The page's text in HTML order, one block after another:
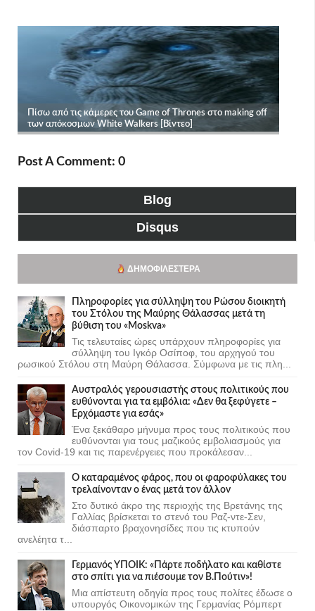
Post A Comment: 0
Blog
Disqus
ΔΗΜΟΦΙΛΈΣΤΕΡΑ
Πληροφορίες για σύλληψη του Ρώσου διοικητή
του Στόλου της Mαύρης Θάλασσας μετά τη
βύθιση του «Moskva»
Τις τελευταίες ώρες υπάρχουν πληροφορίες για
σύλληψη του Ιγκόρ Οσίποφ, του αρχηγού του
ρωσικού Στόλου στη Μαύρη Θάλασσα. Σύμφωνα με τις πλη...
Αυστραλός γερουσιαστής στους πολιτικούς που
ευθύνονται για τα εμβόλια: «Δεν θα ξεφύγετε –
Ερχόμαστε για εσάς»
Ένα ξεκάθαρο μήνυμα προς τους πολιτικούς που
ευθύνονται για τους μαζικούς εμβολιασμούς για
τον Covid-19 και τις παρενέργειες που προκάλεσαν...
Ο καταραμένος φάρος, που οι φαροφύλακες του
τρελαίνονταν ο ένας μετά τον άλλον
Στο δυτικό άκρο της περιοχής της Βρετάνης της
Γαλλίας βρίσκεται το στενό του Ραζ-ντε-Σεν,
διάσπαρτο βραχονησίδες που τις κτυπούν
ανελέητα τ...
Γερμανός ΥΠΟΙΚ: «Πάρτε ποδήλατο και καθίστε
στο σπίτι για να πιέσουμε τον Β.Πούτιν»!
Μια απίστευτη οδηγία προς τους πολίτες έδωσε ο
υπουργός Οικονομικών της Γερμανίας Ρόμπερτ